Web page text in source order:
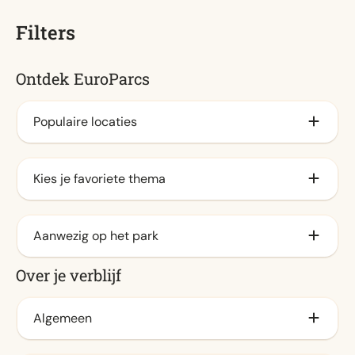
Filters
Ontdek EuroParcs
Populaire locaties
Aan de zee
Aan het veluwemeer (2)
Achterhoek (1)
Kies je favoriete thema
Natuur (16)
Water (3)
Aanwezig op het park
Animatieprogramma (16)
Buitenzwembad / Spraypark (14)
Binnenzwembad (9)
Over je verblijf
Algemeen